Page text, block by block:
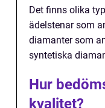
Det finns olika
ädelstenar som
diamanter som
syntetiska
Hur
kvalitet?